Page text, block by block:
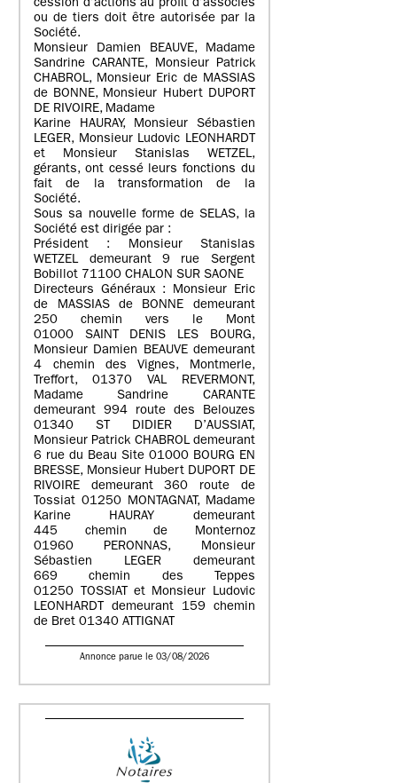
cession d’actions au profit d’associés
ou de tiers doit être autorisée par la
Société.
Monsieur Damien BEAUVE, Madame
Sandrine CARANTE, Monsieur Patrick
CHABROL, Monsieur Eric de MASSIAS
de BONNE, Monsieur Hubert DUPORT
DE RIVOIRE, Madame
Karine HAURAY, Monsieur Sébastien
LEGER, Monsieur Ludovic LEONHARDT
et Monsieur Stanislas WETZEL,
gérants, ont cessé leurs fonctions du
fait de la transformation de la
Société.
Sous sa nouvelle forme de SELAS, la
Société est dirigée par :
Président : Monsieur Stanislas
WETZEL demeurant 9 rue Sergent
Bobillot 71100 CHALON SUR SAONE
Directeurs Généraux : Monsieur Eric
de MASSIAS de BONNE demeurant
250 chemin vers le Mont
01000 SAINT DENIS LES BOURG,
Monsieur Damien BEAUVE demeurant
4 chemin des Vignes, Montmerle,
Treffort, 01370 VAL REVERMONT,
Madame Sandrine CARANTE
demeurant 994 route des Belouzes
01340 ST DIDIER D’AUSSIAT,
Monsieur Patrick CHABROL demeurant
6 rue du Beau Site 01000 BOURG EN
BRESSE, Monsieur Hubert DUPORT DE
RIVOIRE demeurant 360 route de
Tossiat 01250 MONTAGNAT, Madame
Karine HAURAY demeurant
445 chemin de Monternoz
01960 PERONNAS, Monsieur
Sébastien LEGER demeurant
669 chemin des Teppes
01250 TOSSIAT et Monsieur Ludovic
LEONHARDT demeurant 159 chemin
de Bret 01340 ATTIGNAT
Annonce parue le 03/08/2026